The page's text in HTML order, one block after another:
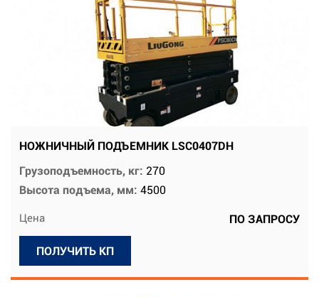
НОЖНИЧНЫЙ ПОДЪЕМНИК LSC0407DH
Грузоподъемность, кг: 270
Высота подъема, мм: 4500
Цена ПО ЗАПРОСУ
ПОЛУЧИТЬ КП